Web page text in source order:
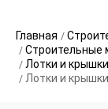
Главная
Строительные
Лотки и
Лотки и